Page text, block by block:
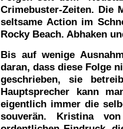
Crimebuster-Zeiten. Die
seltsame Action im
Rocky Beach. Abhaken
Bis auf wenige
daran, dass diese Folge
geschrieben, sie
Hauptsprecher kann
eigentlich immer die
souverän. Kristina